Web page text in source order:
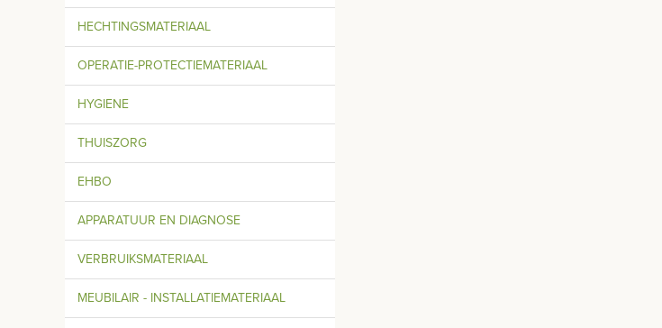
HECHTINGSMATERIAAL
OPERATIE-PROTECTIEMATERIAAL
HYGIENE
THUISZORG
EHBO
APPARATUUR EN DIAGNOSE
VERBRUIKSMATERIAAL
MEUBILAIR - INSTALLATIEMATERIAAL